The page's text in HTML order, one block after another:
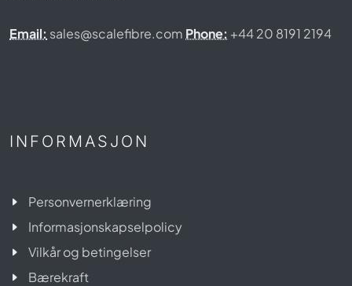
Email: sales@scalefibre.com Phone: +44 20 8191 2194
INFORMASJON
Personvernerklæring
Informasjonskapselpolicy
Vilkår og betingelser
Bærekraft